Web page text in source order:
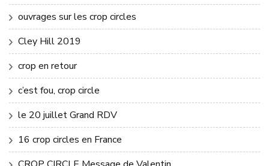
ouvrages sur les crop circles
Cley Hill 2019
crop en retour
c’est fou, crop circle
le 20 juillet Grand RDV
16 crop circles en France